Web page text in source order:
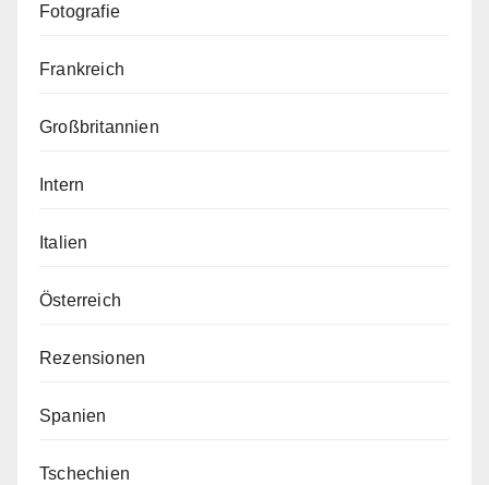
Fotografie
Frankreich
Großbritannien
Intern
Italien
Österreich
Rezensionen
Spanien
Tschechien